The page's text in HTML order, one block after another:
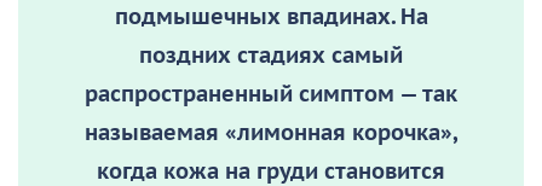
подмышечных впадинах. На
поздних стадиях самый
распространенный симптом — так
называемая «лимонная корочка»,
когда кожа на груди становится